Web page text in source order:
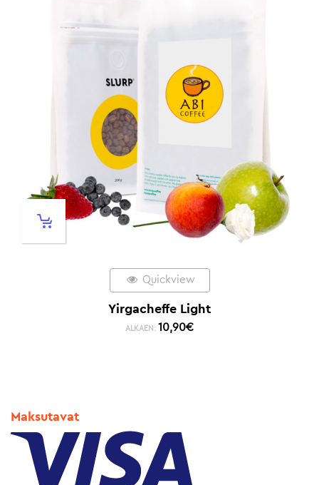
Quickview
Yirgacheffe Light
ALKAEN: 10,90€
Maksutavat